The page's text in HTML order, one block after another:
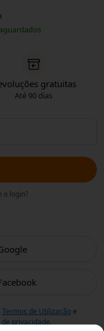
gratuitas
Até 90 dias
o login?
Termos de Utilizaçãoe
de privacidade.